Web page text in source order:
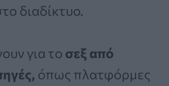
διαδίκτυο.
για το σεξ από
όπως πλατφόρμες